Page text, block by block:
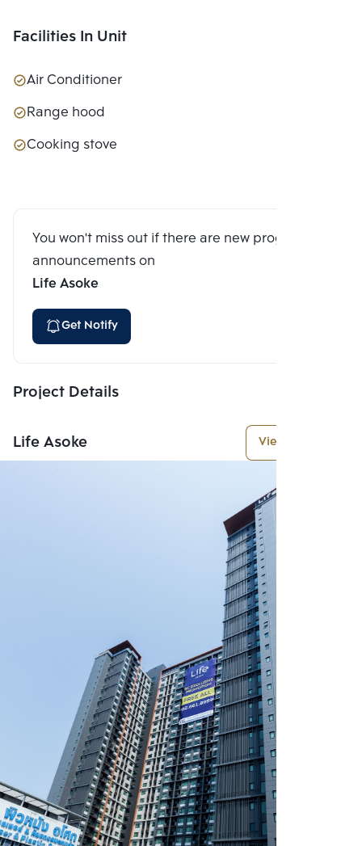
Facilities In Unit
Air Conditioner
Range hood
Cooking stove
You won't miss out if there are new program
announcements on
Life Asoke
Get Notify
Project Details
Life Asoke View More